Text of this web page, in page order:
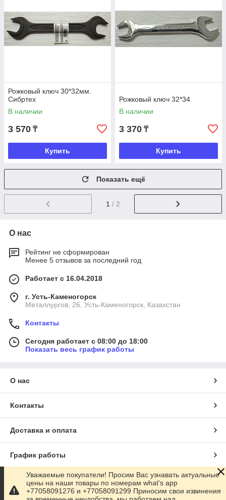
Рожковый ключ 30*32мм.
Сибртех
В наличии
3 570 ₸
Купить
Рожковый ключ 32*34
В наличии
3 370 ₸
Купить
Показать ещё
1 / 2
О нас
Рейтинг не сформирован
Менее 5 отзывов за последний год
Работает с 16.04.2018
г. Усть-Каменогорск
Металлургов, 26, Усть-Каменогорск, Казахстан
Контакты
Сегодня работает с 08:00 до 18:00
Показать весь график работы
О нас
Контакты
Доставка и оплата
График работы
Полная версия сайта
Уважаемые покупатели! Просим Вас узнавать актуальные
цены на наши товары по номерам what's app
+77058091276 и +77058091299 Приносим свои извинения